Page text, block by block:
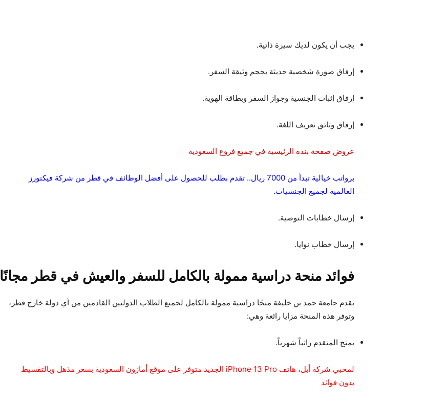
يجب أن يكون لديك سيرة ذاتية.
إرفاق صورة شخصية حديثة بحجم وثيقة السفر.
إرفاق إثبات الجنسية وجواز السفر وبطاقة الهوية.
إرفاق وثائق تعريف اللغة.
عروض صفحة بنده الرئيسية في جميع فروع السعودية
برواتب خيالية تبدأ من 7000 ريال.. تقدم بطلب للحصول على أفضل الوظائف في قطر من شركة فيكتورز
العالمية لجميع الجنسيات.
إرسال خطابات التوصية.
إرسال خطاب نوايا.
فوائد منحة دراسية ممولة بالكامل للسفر والعيش في قطر مجانًا
تقدم جامعة حمد بن خليفة منحًا دراسية ممولة بالكامل لجميع الطلاب الدوليين القادمين من أي دولة خارج قطر،
وتوفر هذه المنحة مزايا رائعة وهي:
يمنح المتقدم راتباً شهرياً.
لمحبي شركة أبل، هاتف iPhone 13 Pro الجديد متوفر على موقع أمازون السعودية بسعر مذهل وبالتقسيط
بدون فوائد